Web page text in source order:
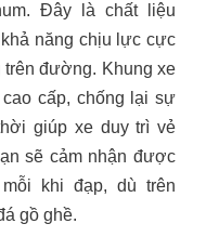
Đây là chất liệu
năng chịu lực cực
trên đường. Khung xe
cấp, chống lại sự
giúp xe duy trì vẻ
sẽ cảm nhận được
khi đạp, dù trên
gồ ghề.